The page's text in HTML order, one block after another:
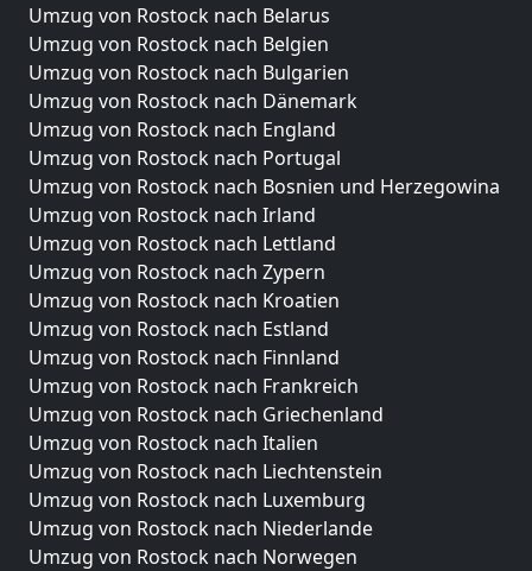
Umzug von Rostock nach Belarus
Umzug von Rostock nach Belgien
Umzug von Rostock nach Bulgarien
Umzug von Rostock nach Dänemark
Umzug von Rostock nach England
Umzug von Rostock nach Portugal
Umzug von Rostock nach Bosnien und Herzegowina
Umzug von Rostock nach Irland
Umzug von Rostock nach Lettland
Umzug von Rostock nach Zypern
Umzug von Rostock nach Kroatien
Umzug von Rostock nach Estland
Umzug von Rostock nach Finnland
Umzug von Rostock nach Frankreich
Umzug von Rostock nach Griechenland
Umzug von Rostock nach Italien
Umzug von Rostock nach Liechtenstein
Umzug von Rostock nach Luxemburg
Umzug von Rostock nach Niederlande
Umzug von Rostock nach Norwegen